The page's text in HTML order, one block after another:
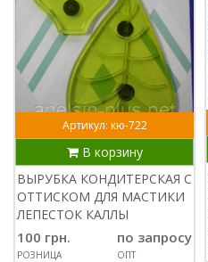
Артикул: кю-722
В корзину
ВЫРУБКА КОНДИТЕРСКАЯ С
ОТТИСКОМ ДЛЯ МАСТИКИ
ЛЕПЕСТОК КАЛЛЫ
100 грн.
РОЗНИЦА
по запросу
ОПТ